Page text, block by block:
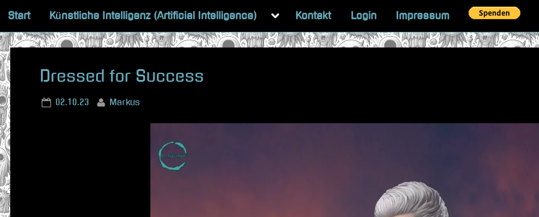
content
Start Künstliche Intelligenz (Artificial Intelligence)
Toggle
menu
Kontakt Login Impressum
Dressed for Success
Posted
02.10.23 By
Markus